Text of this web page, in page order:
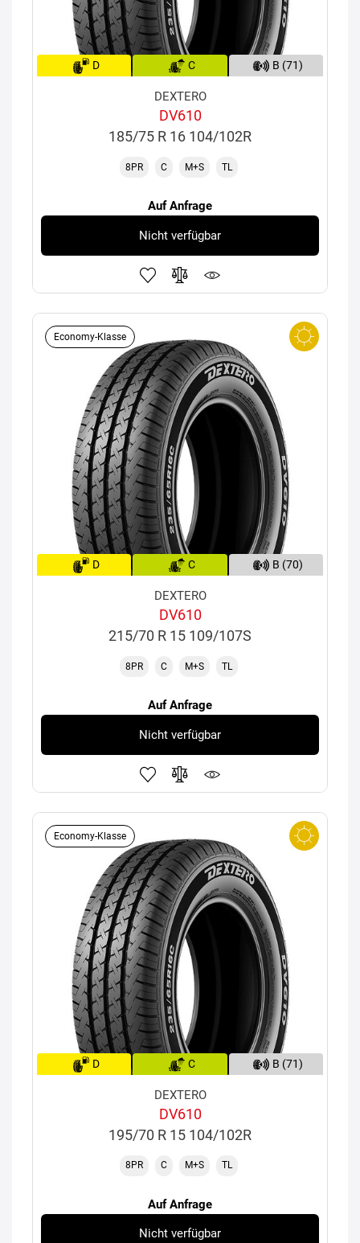
D C B (71)
DEXTERO
DV610
185/75 R 16 104/102R
8PR C M+S TL
Auf Anfrage
Nicht verfügbar
Economy-Klasse
D C B (70)
DEXTERO
DV610
215/70 R 15 109/107S
8PR C M+S TL
Auf Anfrage
Nicht verfügbar
Economy-Klasse
D C B (71)
DEXTERO
DV610
195/70 R 15 104/102R
8PR C M+S TL
Auf Anfrage
Nicht verfügbar